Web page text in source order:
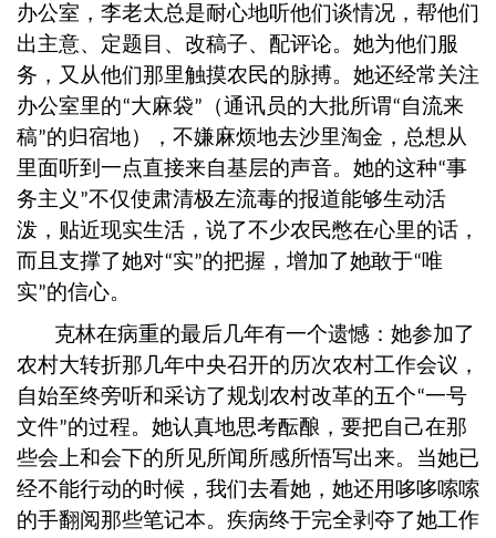
办公室，李老太总是耐心地听他们谈情况，帮他们
出主意、定题目、改稿子、配评论。她为他们服
务，又从他们那里触摸农民的脉搏。她还经常关注
办公室里的“大麻袋” （通讯员的大批所谓“自流来
稿”的归宿地），不嫌麻烦地去沙里淘金，总想从
里面听到一点直接来自基层的声音。她的这种“事
务主义 ”不仅使肃清极左流毒的报道能够生动活
泼，贴近现实生活，说了不少农民憋在心里的话，
而且支撑了她对“实”的把握，增加了她敢于“唯
实”的信心。
克林在病重的最后几年有一个遗憾：她参加了
农村大转折那几年中央召开的历次农村工作会议，
自始至终旁听和采访了规划农村改革的五个“一号
文件”的过程。她认真地思考酝酿，要把自己在那
些会上和会下的所见所闻所感所悟写出来。当她已
经不能行动的时候，我们去看她，她还用哆哆嗦嗦
的手翻阅那些笔记本。疾病终于完全剥夺了她工作